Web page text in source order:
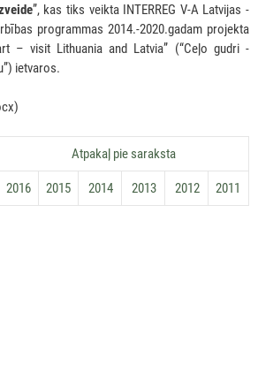
”, kas tiks veikta INTERREG V-A Latvijas -
programmas 2014.-2020.gadam projekta
– visit Lithuania and Latvia” (“Ceļo gudri -
ietvaros.
Аtpakaļ pie saraksta
2016 2015 2014 2013 2012 2011